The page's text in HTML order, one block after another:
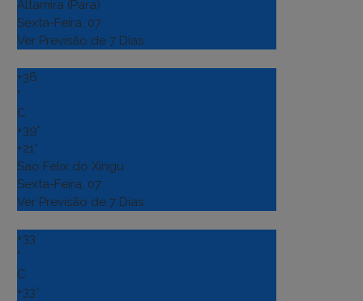
Altamira (Para)
Sexta-Feira, 07
Ver Previsão de 7 Dias
+36
°
C
+39°
+21°
Sao Felix do Xingu
Sexta-Feira, 07
Ver Previsão de 7 Dias
+33
°
C
+33°